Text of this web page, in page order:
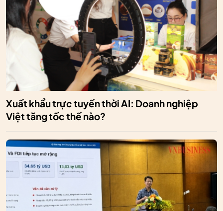
Xuất khẩu trực tuyến thời AI: Doanh nghiệp
Việt tăng tốc thế nào?